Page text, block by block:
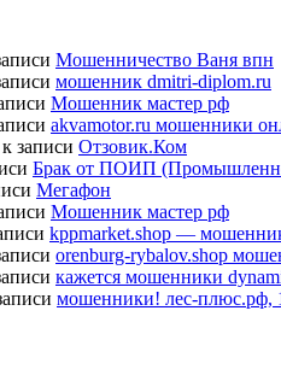
Мошенничество Ваня впн
мошенник dmitri-diplom.ru
Мошенник мастер рф
akvamotor.ru мошенники
к записи Отзовик.Ком
Брак от ПОИП
Мегафон
Мошенник мастер рф
kppmarket.shop —
orenburg-rybalov.shop
кажется мошенники
мошенники! лес-плюс.рф,